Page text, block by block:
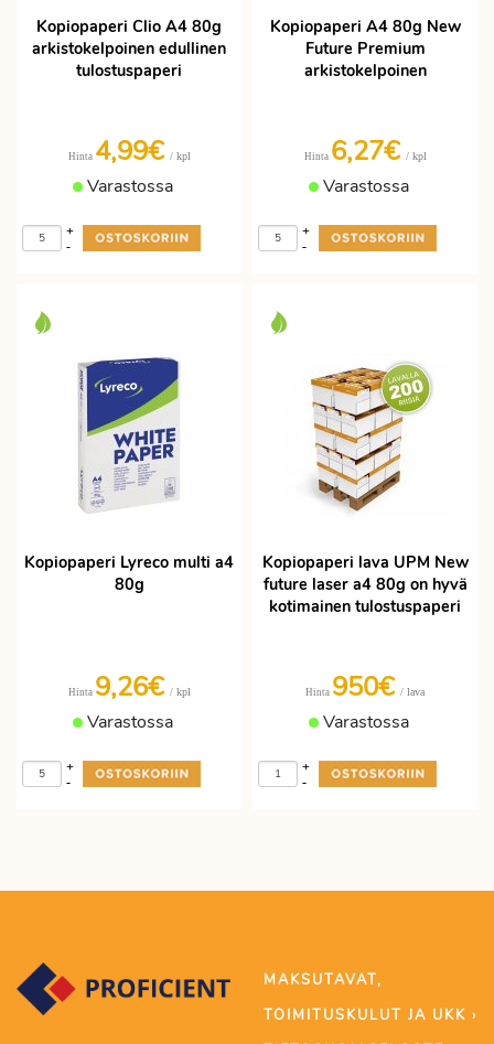
Kopiopaperi Clio A4 80g
arkistokelpoinen edullinen
tulostuspaperi
Hinta 4,99€ / kpl
Varastossa
-
+
Kopiopaperi A4 80g New
Future Premium
arkistokelpoinen
Hinta 6,27€ / kpl
Varastossa
-
+
Kopiopaperi Lyreco multi a4
80g
Hinta 9,26€ / kpl
Varastossa
-
+
Kopiopaperi lava UPM New
future laser a4 80g on hyvä
kotimainen tulostuspaperi
Hinta 950€ / lava
Varastossa
-
+
MAKSUTAVAT,
TOIMITUSKULUT JA UKK ›